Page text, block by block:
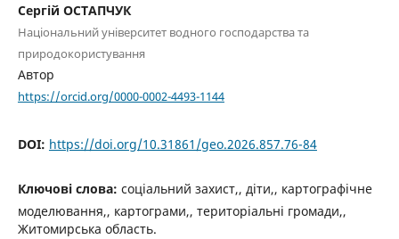
Сергій ОСТАПЧУК
Національний університет водного господарства та
природокористування
Автор
https://orcid.org/0000-0002-4493-1144
DOI: https://doi.org/10.31861/geo.2026.857.76-84
Ключові слова: соціальний захист,, діти,, картографічне
моделювання,, картограми,, територіальні громади,,
Житомирська область.